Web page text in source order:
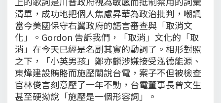
清單，成功地把個人焦慮昇華為政治批判，嘲諷
當今美國保守右翼政府的語言審查與「取消文
化」。Gordon 告訴我們，「取消」文化的「取
消」在今天已經是名副其實的動詞了。相形對照
之下，「小英男孩」鄭亦麟涉嫌接受泓德能源、
東煒建設賄賂而施壓關說台電，案子不但被檢查
官林俊言刻意壓了一年不動，台電董事長曾文生
甚至硬拗說「施壓是一個形容詞」。